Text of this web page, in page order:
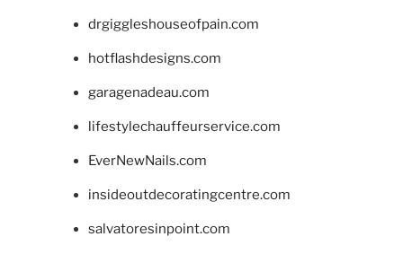
drgiggleshouseofpain.com
hotflashdesigns.com
garagenadeau.com
lifestylechauffeurservice.com
EverNewNails.com
insideoutdecoratingcentre.com
salvatoresinpoint.com